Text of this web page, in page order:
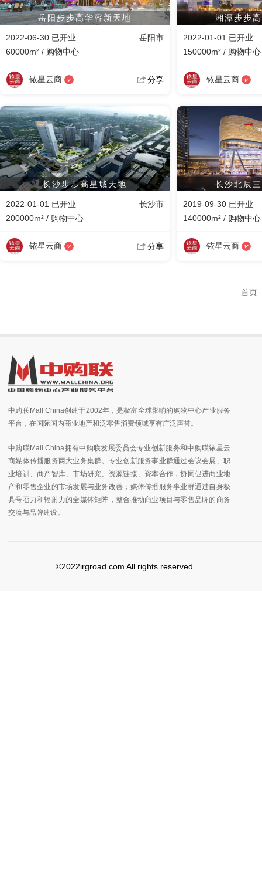
岳阳步步高华容新天地
2022-06-30 已开业
岳阳市
60000m² / 购物中心
铱星云商 分享
湘潭步步
2022-01-01 已开业
150000m² / 购物中心
铱星云商
长沙步步高星城天地
2022-01-01 已开业
长沙市
200000m² / 购物中心
铱星云商 分享
长沙北辰
2019-09-30 已开业
140000m² / 购物中心
铱星云商
首页
中购联Mall China创建于2002年，是极富全球影响的购物中心产业服务
平台，在国际国内商业地产和泛零售消费领域享有广泛声誉。
中购联Mall China拥有中购联发展委员会专业创新服务和中购联铱星云
商媒体传播服务两大业务集群。专业创新服务事业群通过会议会展、职
业培训、商产智库、市场研究、资源链接、资本合作，协同促进商业地
产和零售企业的市场发展与业务改善；媒体传播服务事业群通过自身极
具号召力和辐射力的全媒体矩阵，整合推动商业项目与零售品牌的商务
交流与品牌建设。
©2022irgroad.com All rights reserved